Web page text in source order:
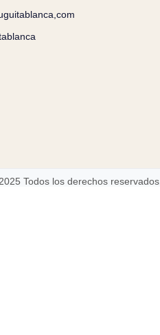
Todos los derechos reservados.